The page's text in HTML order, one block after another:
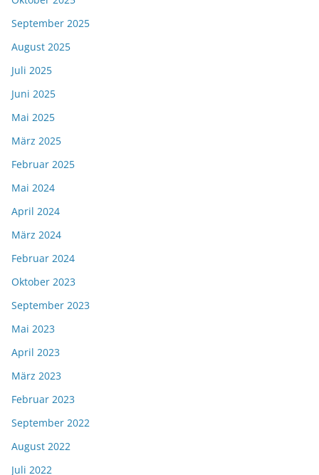
September 2025
August 2025
Juli 2025
Juni 2025
Mai 2025
März 2025
Februar 2025
Mai 2024
April 2024
März 2024
Februar 2024
Oktober 2023
September 2023
Mai 2023
April 2023
März 2023
Februar 2023
September 2022
August 2022
Juli 2022